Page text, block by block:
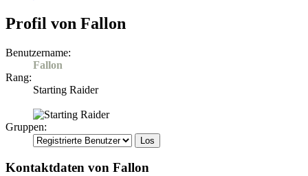
Profil von Fallon
Benutzername:
Fallon
Rang:
Starting Raider
Gruppen:
Kontaktdaten von Fallon